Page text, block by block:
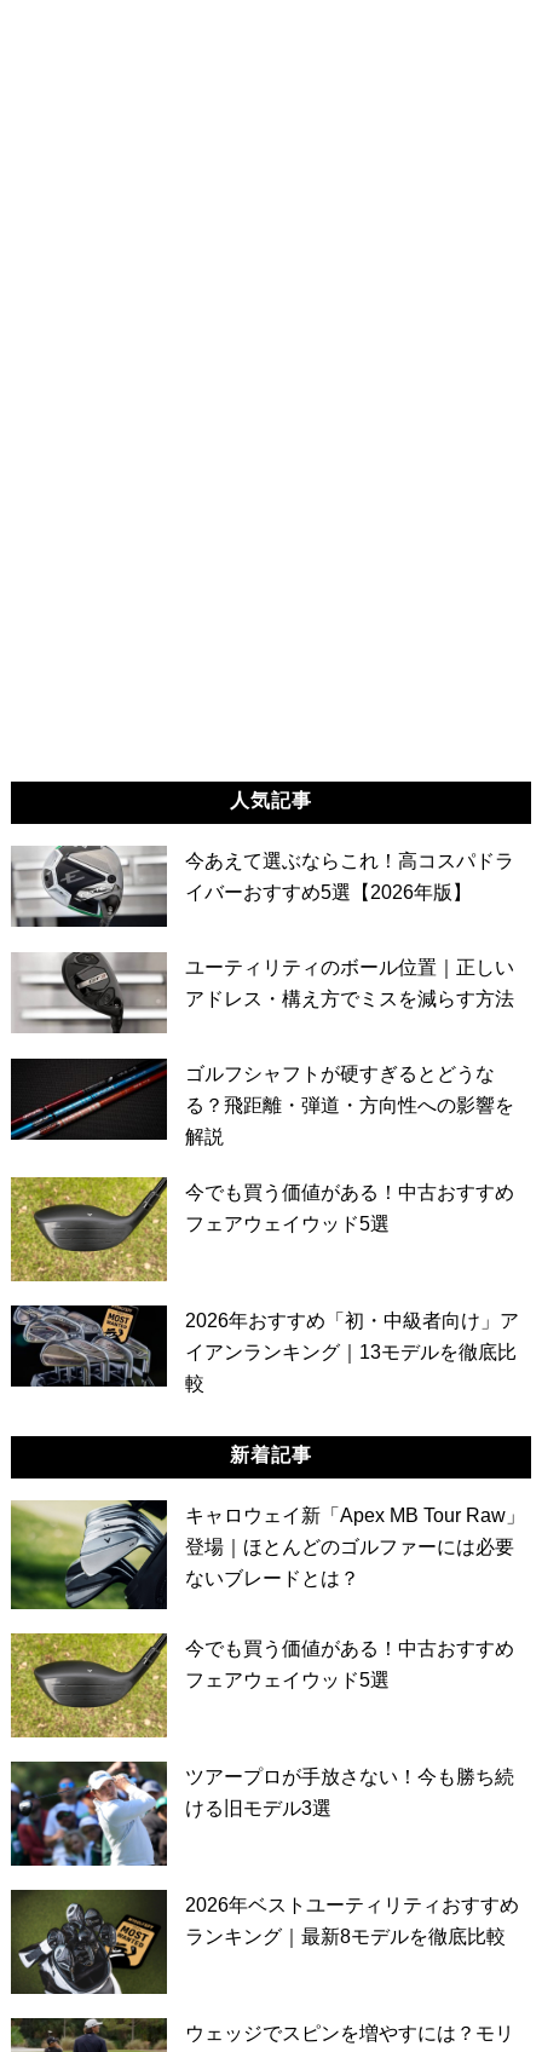
人気記事
今あえて選ぶならこれ！高コスパドラ
イバーおすすめ5選【2026年版】
ユーティリティのボール位置｜正しい
アドレス・構え方でミスを減らす方法
ゴルフシャフトが硬すぎるとどうな
る？飛距離・弾道・方向性への影響を
解説
今でも買う価値がある！中古おすすめ
フェアウェイウッド5選
2026年おすすめ「初・中級者向け」ア
イアンランキング｜13モデルを徹底比
較
新着記事
キャロウェイ新「Apex MB Tour Raw」
登場｜ほとんどのゴルファーには必要
ないブレードとは？
今でも買う価値がある！中古おすすめ
フェアウェイウッド5選
ツアープロが手放さない！今も勝ち続
ける旧モデル3選
2026年ベストユーティリティおすすめ
ランキング｜最新8モデルを徹底比較
ウェッジでスピンを増やすには？モリ